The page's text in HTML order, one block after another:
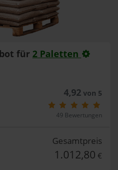
für 2 Paletten
4,92von 5
49 Bewertungen
Gesamtpreis
1.012,80 €